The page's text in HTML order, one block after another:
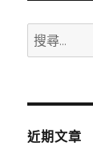
搜
尋
鍵
近期文章